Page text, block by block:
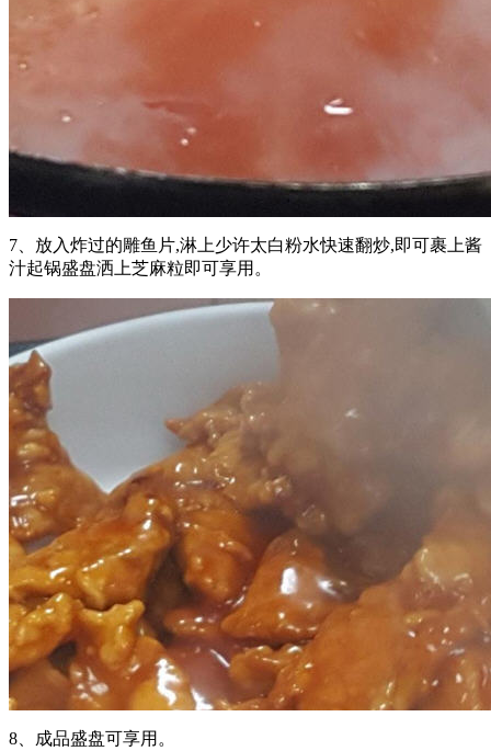
7、放入炸过的雕鱼片,淋上少许太白粉水快速翻炒,即可裹上酱
汁起锅盛盘洒上芝麻粒即可享用。
8、成品盛盘可享用。